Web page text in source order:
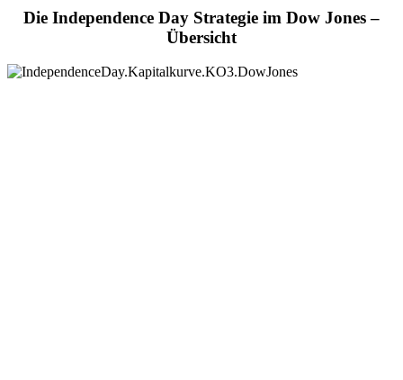
Die Independence Day Strategie im Dow Jones –
Übersicht